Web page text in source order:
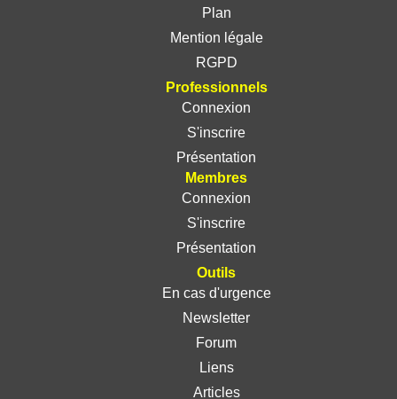
Plan
Mention légale
RGPD
Professionnels
Connexion
S'inscrire
Présentation
Membres
Connexion
S'inscrire
Présentation
Outils
En cas d'urgence
Newsletter
Forum
Liens
Articles